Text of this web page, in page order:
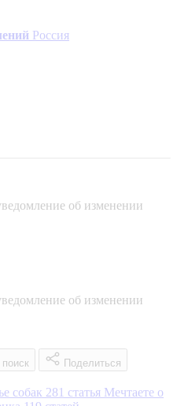
Россия
об изменении
об изменении
Поделиться
собак 281 статья Мечтаете о